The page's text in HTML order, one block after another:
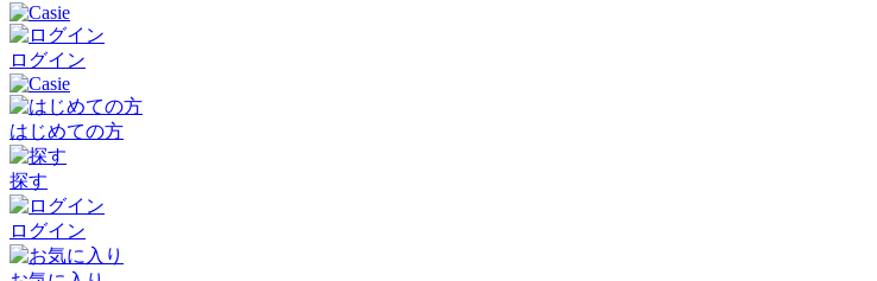
ログイン
はじめての方
探す
ログイン